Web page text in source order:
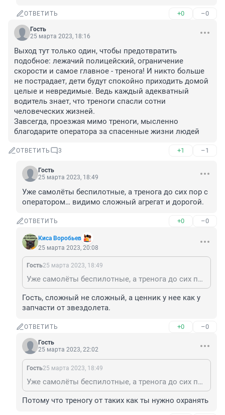
ОТВЕТИТЬ +0 –0
Гость
25 марта 2023, 18:16
Выход тут только один, чтобы предотвратить
подобное: лежачий полицейский, ограничение
скорости и самое главное - тренога! И никто больше
не пострадает, дети будут спокойно приходить домой
целые и невредимые. Ведь каждый адекватный
водитель знает, что треноги спасли сотни
человеческих жизней.
Завсегда, проезжая мимо треноги, мысленно
благодарите оператора за спасенные жизни людей
ОТВЕТИТЬ 3 +1 –1
Гость
25 марта 2023, 18:49
Уже самолёты беспилотные, а тренога до сих пор с
оператором… видимо сложный агрегат и дорогой.
ОТВЕТИТЬ +0 –0
Киса Воробьев
25 марта 2023, 20:08
Гость25 марта 2023, 18:49
Уже самолёты беспилотные, а тренога до сих пор с оператором… видимо сложный агрегат и дорогой.
Гость, сложный не сложный, а ценник у нее как у
запчасти от звездолета.
ОТВЕТИТЬ +0 –0
Гость
25 марта 2023, 22:02
Гость25 марта 2023, 18:49
Уже самолёты беспилотные, а тренога до сих пор с оператором… видимо сложный агрегат и дорогой.
Потому что треногу от таких как ты нужно охранять